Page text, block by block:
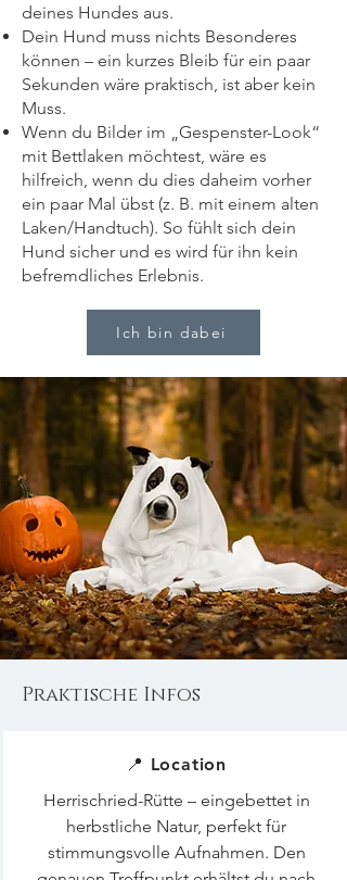
deines Hundes aus.
Dein Hund muss nichts Besonderes
können – ein kurzes Bleib für ein paar
Sekunden wäre praktisch, ist aber kein
Muss.
Wenn du Bilder im „Gespenster-Look“
mit Bettlaken möchtest, wäre es
hilfreich, wenn du dies daheim vorher
ein paar Mal übst (z. B. mit einem alten
Laken/Handtuch). So fühlt sich dein
Hund sicher und es wird für ihn kein
befremdliches Erlebnis.
Ich bin dabei
Praktische Infos
📍 Location
Herrischried-Rütte – eingebettet in
herbstliche Natur, perfekt für
stimmungsvolle Aufnahmen. Den